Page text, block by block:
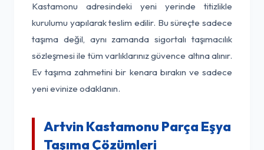
Kastamonu adresindeki yeni yerinde titizlikle
kurulumu yapılarak teslim edilir. Bu süreçte sadece
taşıma değil, aynı zamanda sigortalı taşımacılık
sözleşmesi ile tüm varlıklarınız güvence altına alınır.
Ev taşıma zahmetini bir kenara bırakın ve sadece
yeni evinize odaklanın.
Artvin Kastamonu Parça Eşya
Taşıma Çözümleri